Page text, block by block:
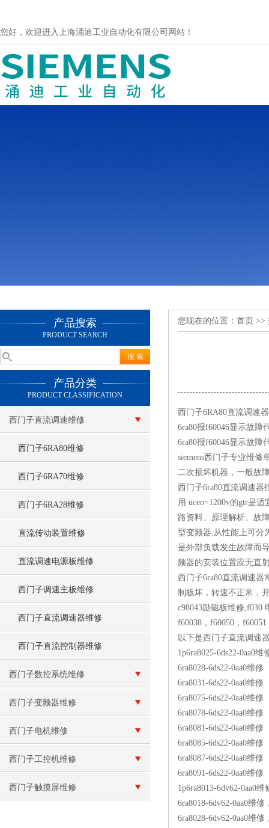
您好，欢迎进入上海涌迪工业自动化有限公司网站！
产品搜索
PRODUCT SEARCH
产品分类
PRODUCT CLASSIFICATION
西门子直流调速维修
西门子6RA80维修
西门子6RA70维修
西门子6RA28维修
直流传动装置维修
直流调速电源板维修
西门子调速主板维修
西门子直流调速器维修
西门子直流控制器维修
西门子数控系统维修
西门子变频器维修
西门子电机维修
西门子工控机维修
西门子触摸屏维修
您现在的位置： 首页 >>
西门子6RA80直流调速
6ra80报f60046显示故障
6ra80报f60046显示故
siemens西门子专业维
二次损坏机器，一般故
西门子6ra80直流调速
用 uceo=1200v的gtr是
路资料、原理解析、故
型变频器,从性能上可分
是外部负载发生故障而
频器的安装位置应无直
西门子6ra80直流调速
制板坏，转速不正常，
c98043励磁板维修,f030
f60038，f60050，
以下是西门子直流调速
1p6ra8025-6ds22-0aa0维
6ra8028-6ds22-0aa0维修
6ra8031-6ds22-0aa0维修
6ra8075-6ds22-0aa0维修
6ra8078-6ds22-0aa0维修
6ra8081-6ds22-0aa0维修
6ra8085-6ds22-0aa0维修
6ra8087-6ds22-0aa0维修
6ra8091-6ds22-0aa0维修
1p6ra8013-6dv62-0aa0
6ra8018-6dv62-0aa0维
6ra8028-6dv62-0aa0维